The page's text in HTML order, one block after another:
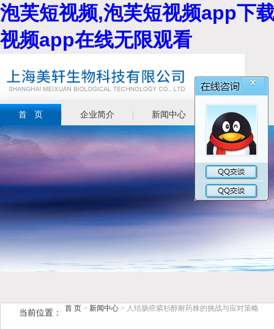
泡芙短视频,泡芙短视频app下
视频app在线无限观看
首 页 企业简介 新闻中心 产品展示
当前位置： 首 页 > 新闻中心 > 人结肠癌紫杉醇耐药株的挑战与应对策略